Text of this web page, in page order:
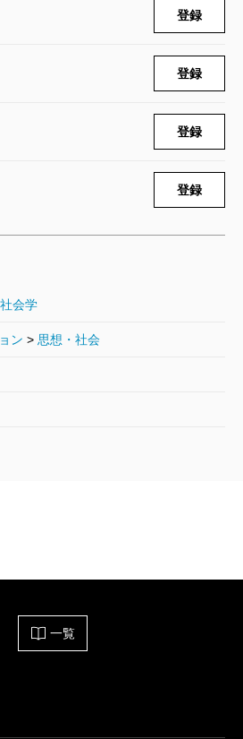
力と度量がなければ、決して
どできない。そのいっぽうで、
を果たしたい、と思っている
たして自分の持てる「責任の範
。それをシビアに見極めること
大合唱に満ちたこの世界で、心
よすが」になるのではないだ
登録
登録
登録
登録
社会学
ン > 思想・社会
一覧